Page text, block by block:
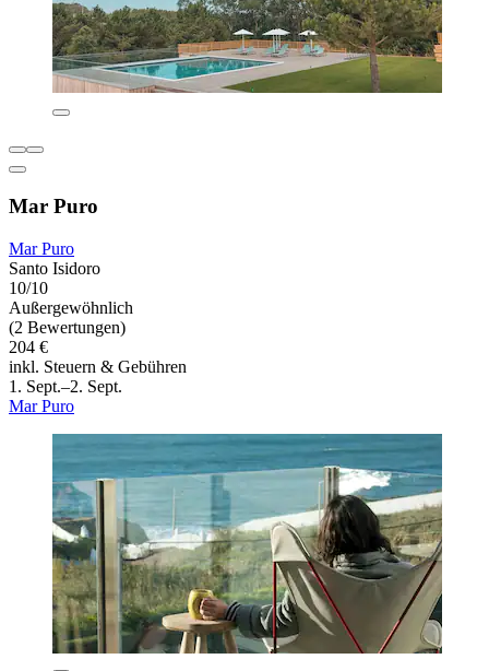
Mar Puro
Mar Puro
Santo Isidoro
10/10
Außergewöhnlich
(2 Bewertungen)
204 €
inkl. Steuern & Gebühren
1. Sept.–2. Sept.
Mar Puro